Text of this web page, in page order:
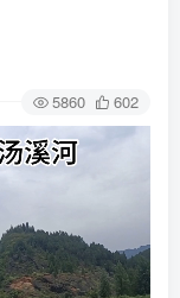
5860 602